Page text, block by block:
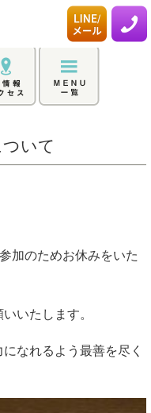
いて
加のためお休みをいた
いたします。
なれるよう最善を尽く